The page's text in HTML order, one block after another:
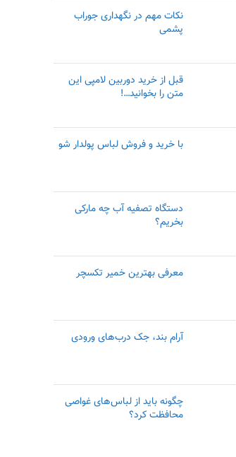
نکات مهم در نگهداری جوراب
پشمی
قبل از خرید دوربین لامپی این
متن را بخوانید…!
با خرید و فروش لباس پولدار شو
دستگاه تصفیه آب چه مارکی
بخریم؟
معرفی بهترین خمیر تکسچر
آرام بند، جک درب‌های ورودی
چگونه باید از لباس‌های غواصی
محافظت کرد؟